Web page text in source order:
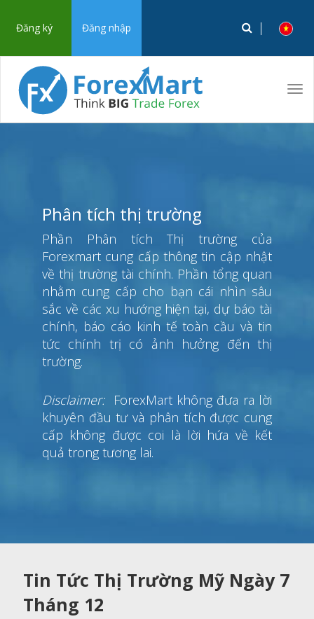
Đăng ký Đăng nhập
Phân tích thị trường
Phần Phân tích Thị trường của
Forexmart cung cấp thông tin cập nhật
về thị trường tài chính. Phần tổng quan
nhằm cung cấp cho bạn cái nhìn sâu
sắc về các xu hướng hiện tại, dự báo tài
chính, báo cáo kinh tế toàn cầu và tin
tức chính trị có ảnh hưởng đến thị
trường.
Disclaimer: ForexMart không đưa ra lời
khuyên đầu tư và phân tích được cung
cấp không được coi là lời hứa về kết
quả trong tương lai.
Tin Tức Thị Trường Mỹ Ngày 7
Tháng 12